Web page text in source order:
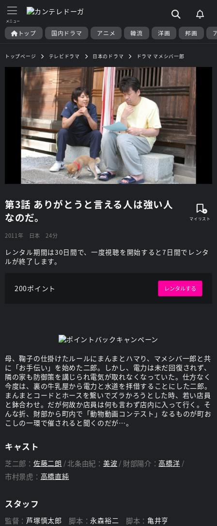
トップ 国内ドラマ アニメ 韓流 洋画 邦画
トップページ テレビドラマ 日本のドラマ ドラマ マメシバ一郎
第3話 ありがとうと言える人は強い人
なのだ。
2011年 日本 24分
レンタル期間は30日間で、一度視聴を開始すると7日間でレンタ
ルが終了します。
200ポイント レンタルする
母、鞠子の仕掛けたルールにまんまとハマり、マメシバ一郎と共
に「お手伝い」を始めた二郎。しかし、電力は未だ回復されず、
隣の家も防御策を講じられ電気が取れなくなっていた。仕方なく
今度は、裏の牛乳屋から電力と水道を拝借することにした二郎。
まんまとコードとホースを繋いでズラかろうとした時、若い店員
と鉢合わせ。だが何故か店員は何も言わず店内に入って行く。そ
んな折、財部から町内で「動物動画コンテスト」なるものが町お
こしの一環で催されると聞くのだが…。
キャスト
芝二郎： 佐藤二朗 北条由紀： 美波 財部陽介： 高橋洋
市村景虎： 高橋直純
スタッフ
監督：芦塚慎太郎 脚本：永森裕二 脚本：亀井亨